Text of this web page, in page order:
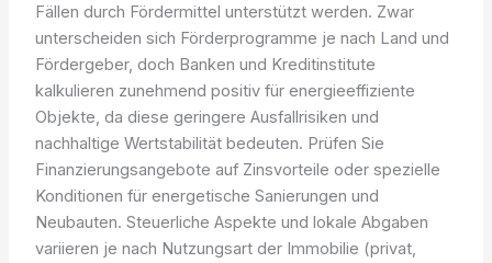
Fällen durch Fördermittel unterstützt werden. Zwar
unterscheiden sich Förderprogramme je nach Land und
Fördergeber, doch Banken und Kreditinstitute
kalkulieren zunehmend positiv für energieeffiziente
Objekte, da diese geringere Ausfallrisiken und
nachhaltige Wertstabilität bedeuten. Prüfen Sie
Finanzierungsangebote auf Zinsvorteile oder spezielle
Konditionen für energetische Sanierungen und
Neubauten. Steuerliche Aspekte und lokale Abgaben
variieren je nach Nutzungsart der Immobilie (privat,